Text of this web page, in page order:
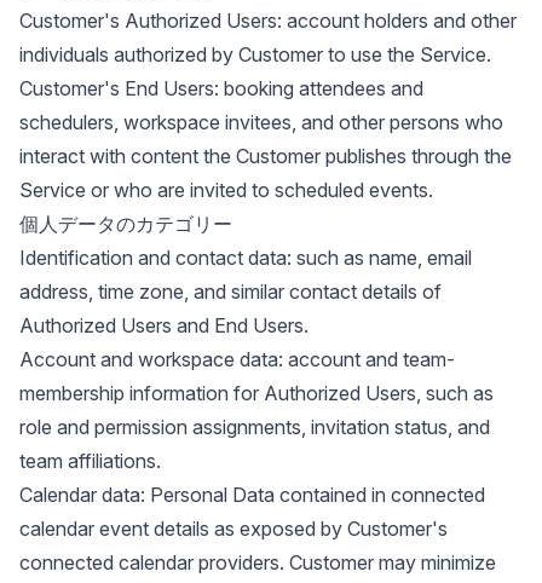
Customer's Authorized Users: account holders and other
individuals authorized by Customer to use the Service.
Customer's End Users: booking attendees and
schedulers, workspace invitees, and other persons who
interact with content the Customer publishes through the
Service or who are invited to scheduled events.
個人データのカテゴリー
Identification and contact data: such as name, email
address, time zone, and similar contact details of
Authorized Users and End Users.
Account and workspace data: account and team-
membership information for Authorized Users, such as
role and permission assignments, invitation status, and
team affiliations.
Calendar data: Personal Data contained in connected
calendar event details as exposed by Customer's
connected calendar providers. Customer may minimize